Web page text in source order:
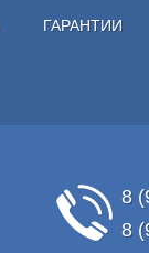
ГАРАНТИИ
8
8